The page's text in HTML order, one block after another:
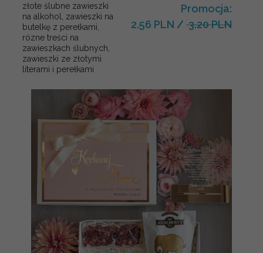
złote ślubne zawieszki
na alkohol, zawieszki na
butelkę z perełkami,
rózne treści na
zawieszkach ślubnych,
zawieszki ze złotymi
literami i perełkami
Promocja:
2.56 PLN / 3.20 PLN